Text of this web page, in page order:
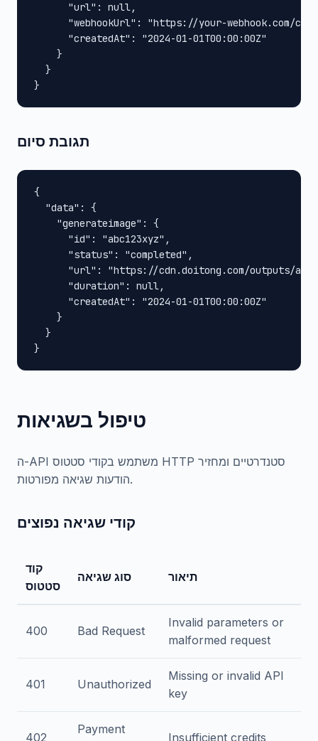
      "url": null,
"webhookUrl": "https://your-webhook.com/
      "createdAt": "2024-01-01T00:00:00Z"
    }
  }
}
תגובת סיום
{
  "data": {
    "generateimage": {
      "id": "abc123xyz",
      "status": "completed",
"url": "https://cdn.doitong.com/outputs/
      "duration": null,
      "createdAt": "2024-01-01T00:00:00Z"
    }
  }
}
טיפול בשגיאות
ה-API משתמש בקודי סטטוס HTTP סטנדרטיים ומחזיר
הודעות שגיאה מפורטות.
קודי שגיאה נפוצים
קוד
סטטוס
סוג שגיאה תיאור
400 Bad Request
Invalid parameters or
malformed request
401 Unauthorized
Missing or invalid API
key
402
Payment
Insufficient credits